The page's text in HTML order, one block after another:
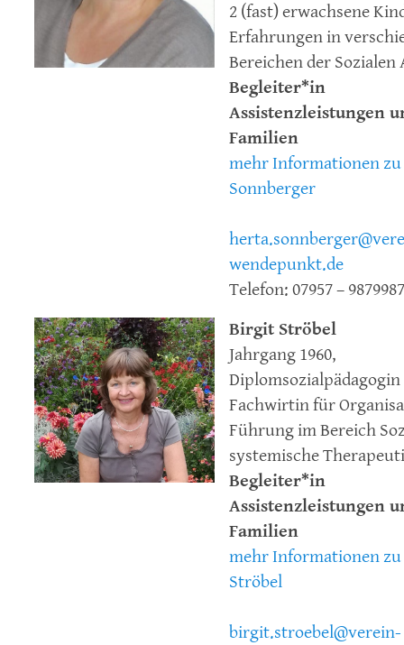
2 (fast) erwachsene
Erfahrungen in
Bereichen der Sozialen
Begleiter*in
Assistenzleistungen
Familien
mehr Informationen
Sonnberger
wendepunkt.de
Telefon: 07957 – 9879987
Birgit Ströbel
Jahrgang 1960,
Diplomsozialpädagogin
Fachwirtin für
Führung im Bereich
systemische
Begleiter*in
Assistenzleistungen
Familien
mehr Informationen
Ströbel
birgit.stroebel@verein-